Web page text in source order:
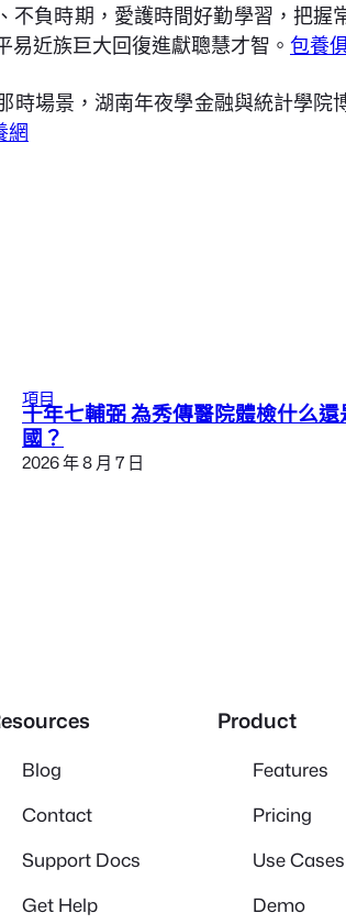
不負時期，愛護時間好勤學習，把握
近族巨大回復進獻聰慧才智。 包養
時場景，湖南年夜學金融與統計學院
網
項目
十年七輔弼 為秀傳醫院體檢什么
國？
2026 年 8 月 7 日
Blog
Contact
Support Docs
Get Help
Product
Features
Pricing
Use Cases
Demo